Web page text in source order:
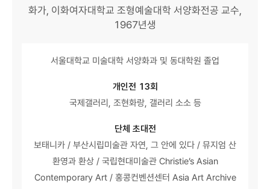
화가, 이화여자대학교 조형예술대학 서양화전공 교수,
1967년생
서울대학교 미술대학 서양화과 및 동대학원 졸업
개인전 13회
국제갤러리, 조현화랑, 갤러리 소소 등
단체 초대전
보태니카 / 부산시립미술관 자연, 그 안에 있다 / 뮤지엄 산
환영과 환상 / 국립현대미술관 Christie’s Asian
Contemporary Art / 홍콩컨벤션센터 Asia Art Archive